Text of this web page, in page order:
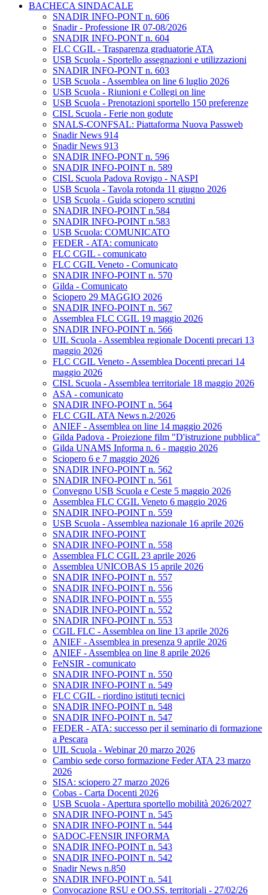
BACHECA SINDACALE
SNADIR INFO-PONT n. 606
Snadir - Professione IR 07-08/2026
SNADIR INFO-PONT n. 604
FLC CGIL - Trasparenza graduatorie ATA
USB Scuola - Sportello assegnazioni e utilizzazioni
SNADIR INFO-PONT n. 603
USB Scuola - Assemblea on line 6 luglio 2026
USB Scuola - Riunioni e Collegi on line
USB Scuola - Prenotazioni sportello 150 preferenze
CISL Scuola - Ferie non godute
SNALS-CONFSAL: Piattaforma Nuova Passweb
Snadir News 914
Snadir News 913
SNADIR INFO-PONT n. 596
SNADIR INFO-POINT n. 589
CISL Scuola Padova Rovigo - NASPI
USB Scuola - Tavola rotonda 11 giugno 2026
USB Scuola - Guida sciopero scrutini
SNADIR INFO-POINT n.584
SNADIR INFO-POINT n.583
USB Scuola: COMUNICATO
FEDER - ATA: comunicato
FLC CGIL - comunicato
FLC CGIL Veneto - Comunicato
SNADIR INFO-POINT n. 570
Gilda - Comunicato
Sciopero 29 MAGGIO 2026
SNADIR INFO-POINT n. 567
Assemblea FLC CGIL 19 maggio 2026
SNADIR INFO-POINT n. 566
UIL Scuola - Assemblea regionale Docenti precari 13
maggio 2026
FLC CGIL Veneto - Assemblea Docenti precari 14
maggio 2026
CISL Scuola - Assemblea territoriale 18 maggio 2026
ASA - comunicato
SNADIR INFO-POINT n. 564
FLC CGIL ATA News n.2/2026
ANIEF - Assemblea on line 14 maggio 2026
Gilda Padova - Proiezione film "D'istruzione pubblica"
Gilda UNAMS Informa n. 6 - maggio 2026
Sciopero 6 e 7 maggio 2026
SNADIR INFO-POINT n. 562
SNADIR INFO-POINT n. 561
Convegno USB Scuola e Ceste 5 maggio 2026
Assemblea FLC CGIL Veneto 6 maggio 2026
SNADIR INFO-POINT n. 559
USB Scuola - Assemblea nazionale 16 aprile 2026
SNADIR INFO-POINT
SNADIR INFO-POINT n. 558
Assemblea FLC CGIL 23 aprile 2026
Assemblea UNICOBAS 15 aprile 2026
SNADIR INFO-POINT n. 557
SNADIR INFO-POINT n. 556
SNADIR INFO-POINT n. 555
SNADIR INFO-POINT n. 552
SNADIR INFO-POINT n. 553
CGIL FLC - Assemblea on line 13 aprile 2026
ANIEF - Assemblea in presenza 9 aprile 2026
ANIEF - Assemblea on line 8 aprile 2026
FeNSIR - comunicato
SNADIR INFO-POINT n. 550
SNADIR INFO-POINT n. 549
FLC CGIL - riordino istituti tecnici
SNADIR INFO-POINT n. 548
SNADIR INFO-POINT n. 547
FEDER - ATA: successo per il seminario di formazione
a Pescara
UIL Scuola - Webinar 20 marzo 2026
Cambio sede corso formazione Feder ATA 23 marzo
2026
SISA: sciopero 27 marzo 2026
Cobas - Carta Docenti 2026
USB Scuola - Apertura sportello mobilità 2026/2027
SNADIR INFO-POINT n. 545
SNADIR INFO-POINT n. 544
SADOC-FENSIR INFORMA
SNADIR INFO-POINT n. 543
SNADIR INFO-POINT n. 542
Snadir News n.850
SNADIR INFO-POINT n. 541
Convocazione RSU e OO.SS. territoriali - 27/02/26